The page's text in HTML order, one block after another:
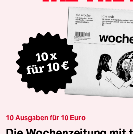
10 Ausgaben für 10 Euro